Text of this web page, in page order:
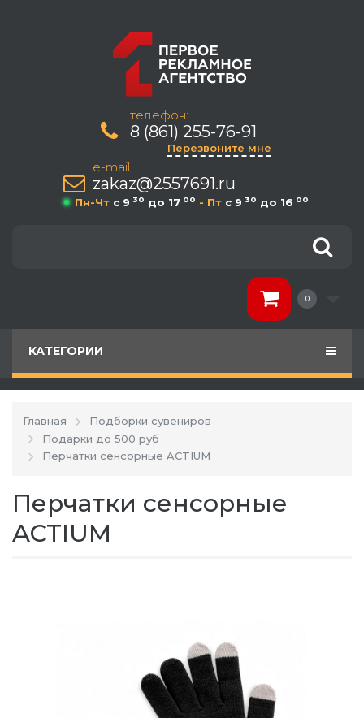
телефон:
8 (861) 255-76-91
Перезвоните мне
e-mail
zakaz@2557691.ru
Пн-Чт c 9 30 до 17 00 - Пт c 9 30 до 16 00
0
КАТЕГОРИИ
Главная
Подборки сувениров
Подарки до 500 руб
Перчатки сенсорные ACTIUM
Перчатки сенсорные
ACTIUM